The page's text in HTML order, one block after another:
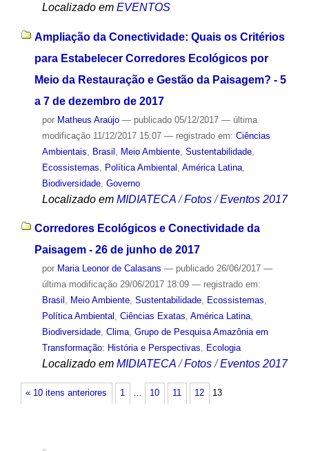
Localizado em EVENTOS
Ampliação da Conectividade: Quais os Critérios
para Estabelecer Corredores Ecológicos por
Meio da Restauração e Gestão da Paisagem? - 5
a 7 de dezembro de 2017
por Matheus Araújo — publicado05/12/2017 — última
modificação11/12/2017 15:07 — registrado em: Ciências
Ambientais
Brasil Meio Ambiente, Sustentabilidade,
Ecossistemas
Política Ambiental América Latina,
Biodiversidade, Governo
Localizado em MIDIATECA /Fotos /Eventos 2017
Corredores Ecológicos e Conectividade da
Paisagem - 26 de junho de 2017
por Maria Leonor de Calasans — publicado26/06/2017 —
última modificação29/06/2017 18:09 — registrado em:
Brasil , Meio Ambiente, Sustentabilidade, Ecossistemas,
Política Ambiental , Ciências Exatas, América Latina,
Biodiversidade, Clima, Grupo de Pesquisa Amazônia em
Transformação: História e Perspectivas, Ecologia
Localizado em MIDIATECA /Fotos /Eventos 2017
« 10 itens anteriores 1 … 10 11 12 13